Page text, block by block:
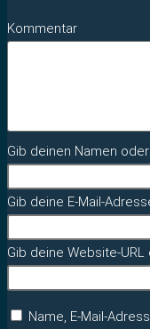
Kommentar
Gib deinen Namen
Gib deine E-Mail-
Gib deine Website-
Name, E-Mail-